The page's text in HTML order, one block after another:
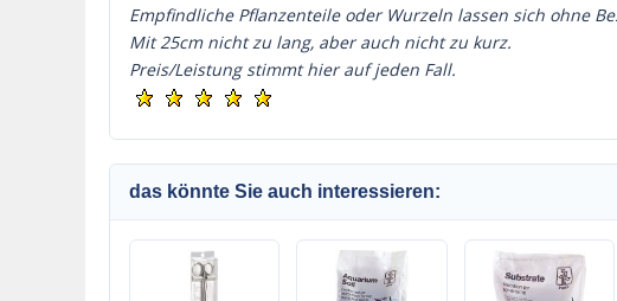
Empfindliche Pflanzenteile oder Wurzeln lassen sich ohne
Mit 25cm nicht zu lang, aber auch nicht zu kurz.
Preis/Leistung stimmt hier auf jeden Fall.
das könnte Sie auch interessieren: